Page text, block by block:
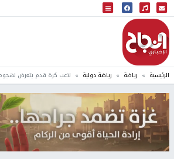
البث المباشر
إذاعة النجاح
الرئيسية رياضة رياضة دولية لاعب كرة قدم يتعرض لهجوم